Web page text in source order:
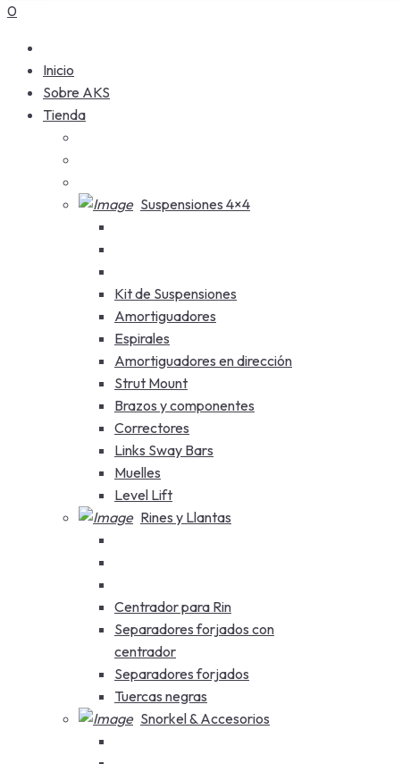
0
Inicio
Sobre AKS
Tienda
Suspensiones 4×4
Kit de Suspensiones
Amortiguadores
Espirales
Amortiguadores en dirección
Strut Mount
Brazos y componentes
Correctores
Links Sway Bars
Muelles
Level Lift
Rines y Llantas
Centrador para Rin
Separadores forjados con
centrador
Separadores forjados
Tuercas negras
Snorkel & Accesorios